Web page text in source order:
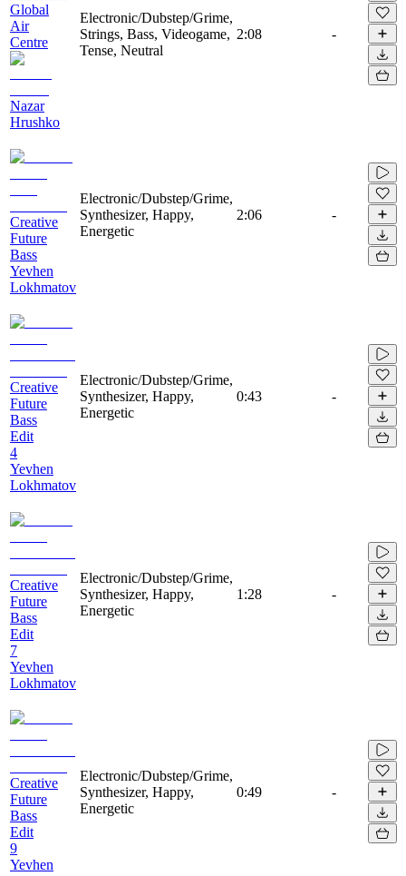
Global
Air
Centre
Nazar
Hrushko
Electronic/Dubstep/Grime,
Strings, Bass, Videogame,
Tense, Neutral
2:08 -
Creative
Future
Bass
Yevhen
Lokhmatov
Electronic/Dubstep/Grime,
Synthesizer, Happy,
Energetic
2:06 -
Creative
Future
Bass
Edit
4
Yevhen
Lokhmatov
Electronic/Dubstep/Grime,
Synthesizer, Happy,
Energetic
0:43 -
Creative
Future
Bass
Edit
7
Yevhen
Lokhmatov
Electronic/Dubstep/Grime,
Synthesizer, Happy,
Energetic
1:28 -
Creative
Future
Bass
Edit
9
Yevhen
Electronic/Dubstep/Grime,
Synthesizer, Happy,
Energetic
0:49 -